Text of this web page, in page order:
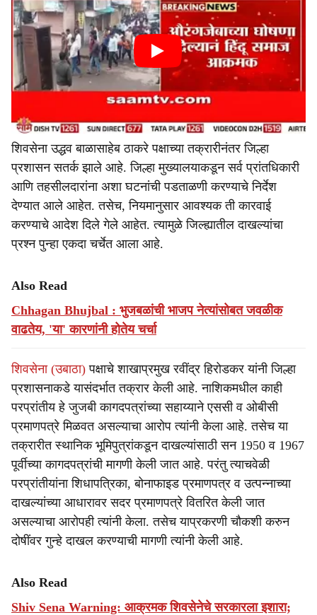
शिवसेना उद्धव बाळासाहेब ठाकरे पक्षाच्या तक्रारीनंतर जिल्हा
प्रशासन सतर्क झाले आहे. जिल्हा मुख्यालयाकडून सर्व प्रांतधिकारी
आणि तहसीलदारांना अशा घटनांची पडताळणी करण्याचे निर्देश
देण्यात आले आहेत. तसेच, नियमानुसार आवश्यक ती कारवाई
करण्याचे आदेश दिले गेले आहेत. त्यामुळे जिल्ह्यातील दाखल्यांचा
प्रश्न पुन्हा एकदा चर्चेत आला आहे.
Also Read
Chhagan Bhujbal : भुजबळांची भाजप नेत्यांसोबत जवळीक
वाढतेय, 'या' कारणांनी होतेय चर्चा
शिवसेना (उबाठा) पक्षाचे शाखाप्रमुख रवींद्र हिरोडकर यांनी जिल्हा
प्रशासनाकडे यासंदर्भात तक्रार केली आहे. नाशिकमधील काही
परप्रांतीय हे जुजबी कागदपत्रांच्या सहाय्याने एससी व ओबीसी
प्रमाणपत्रे मिळवत असल्याचा आरोप त्यांनी केला आहे. तसेच या
तक्रारीत स्थानिक भूमिपुत्रांकडून दाखल्यांसाठी सन 1950 व 1967
पूर्वीच्या कागदपत्रांची मागणी केली जात आहे. परंतु त्याचवेळी
परप्रांतीयांना शिधापत्रिका, बोनाफाइड प्रमाणपत्र व उत्पन्नाच्या
दाखल्यांच्या आधारावर सदर प्रमाणपत्रे वितरित केली जात
असल्याचा आरोपही त्यांनी केला. तसेच याप्रकरणी चौकशी करुन
दोषींवर गुन्हे दाखल करण्याची मागणी त्यांनी केली आहे.
Also Read
Shiv Sena Warning: आक्रमक शिवसेनेचे सरकारला इशारा;